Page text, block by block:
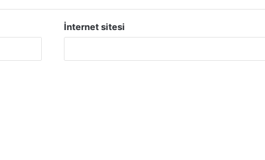
İnternet sitesi